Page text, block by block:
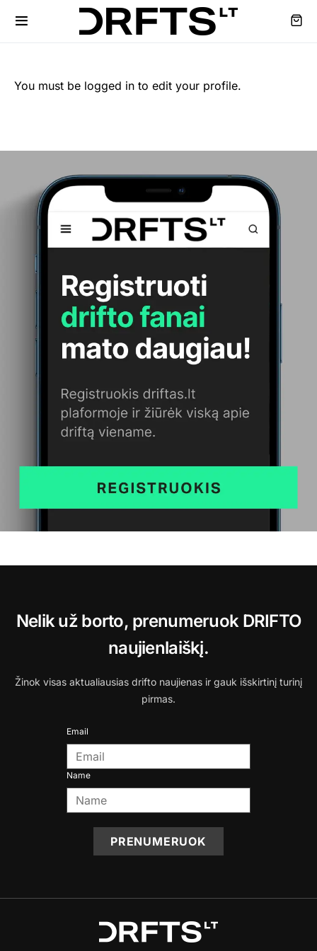
You must be logged in to edit your profile.
Nelik už borto, prenumeruok DRIFTO
naujienlaiškį.
Žinok visas aktualiausias drifto naujienas ir gauk išskirtinį turinį
pirmas.
Email
Name
PRENUMERUOK